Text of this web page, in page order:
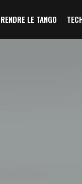
LE TANGO